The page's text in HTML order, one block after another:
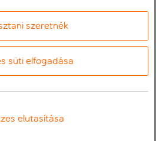
szeretnék
süti elfogadása
elutasítása